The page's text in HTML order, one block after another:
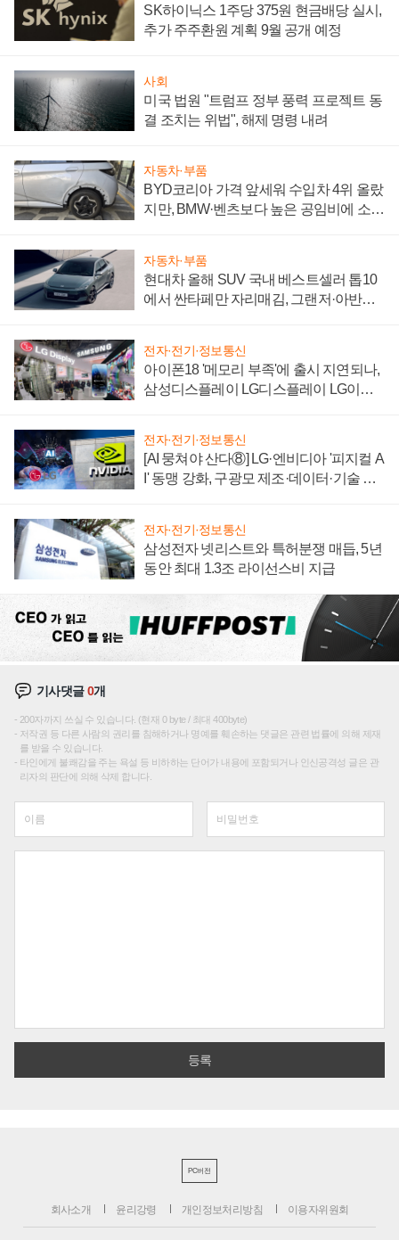
SK하이닉스 1주당 375원 현금배당 실시,
추가 주주환원 계획 9월 공개 예정
사회
미국 법원 "트럼프 정부 풍력 프로젝트 동
결 조치는 위법", 해제 명령 내려
자동차·부품
BYD코리아 가격 앞세워 수입차 4위 올랐
지만, BMW·벤츠보다 높은 공임비에 소비
자동차·부품
현대차 올해 SUV 국내 베스트셀러 톱10
에서 싼타페만 자리매김, 그랜저·아반떼
전자·전기·정보통신
아이폰18 '메모리 부족'에 출시 지연되나,
삼성디스플레이 LG디스플레이 LG이노
전자·전기·정보통신
[AI 뭉쳐야 산다⑧] LG·엔비디아 '피지컬 A
I' 동맹 강화, 구광모 제조·데이터·기술 결
전자·전기·정보통신
삼성전자 넷리스트와 특허분쟁 매듭, 5년
동안 최대 1.3조 라이선스비 지급
기사댓글0개
200자까지 쓰실 수 있습니다. (현재 0 byte / 최대 400byte)
저작권 등 다른 사람의 권리를 침해하거나 명예를 훼손하는 댓글은 관련 법률에 의해 제재
를 받을 수 있습니다.
타인에게 불쾌감을 주는 욕설 등 비하하는 단어가 내용에 포함되거나 인신공격성 글은 관
리자의 판단에 의해 삭제 합니다.
PC버전
회사소개 윤리강령 개인정보처리방침 이용자위원회